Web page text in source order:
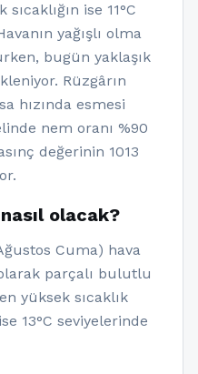
ise 11°C
yağışlı olma
bugün yaklaşık
Rüzgârın
hızında esmesi
nem oranı %90
değerinin 1013
olacak?
Cuma) hava
parçalı bulutlu
yüksek sıcaklık
13°C seviyelerinde